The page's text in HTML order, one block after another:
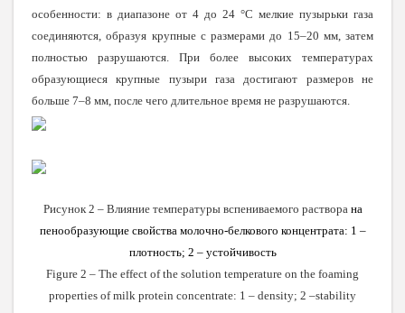
особенности: в диапазоне от 4 до 24 °С мелкие пузырьки газа
соединяются, образуя крупные с размерами до 15–20 мм, затем
полностью разрушаются. При более высоких температурах
образующиеся крупные пузыри газа достигают размеров не
больше 7–8 мм , после чего длительное время не разрушаются.
Рисунок 2 – Влияние температуры вспениваемого раствора на
пенообразующие свойства молочно-белкового концентрата: 1 –
плотность; 2 – устойчивость
Figure 2 – The effect of the solution temperature on the foaming
properties of milk protein concentrate: 1 – density; 2 –stability